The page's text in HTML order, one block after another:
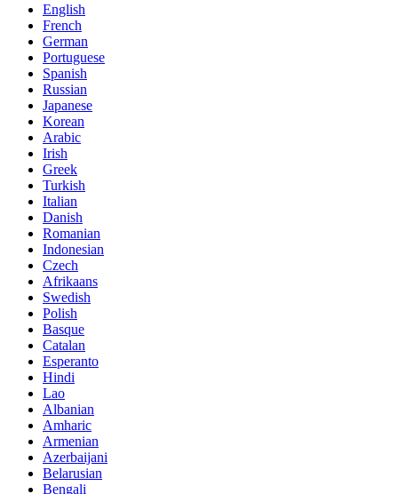
English
French
German
Portuguese
Spanish
Russian
Japanese
Korean
Arabic
Irish
Greek
Turkish
Italian
Danish
Romanian
Indonesian
Czech
Afrikaans
Swedish
Polish
Basque
Catalan
Esperanto
Hindi
Lao
Albanian
Amharic
Armenian
Azerbaijani
Belarusian
Bengali